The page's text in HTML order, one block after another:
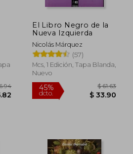
dcto. $
El Libro Negro de la
Nueva Izquierda
Nicolás Márquez
(57)
Mcs, 1 Edición, Tapa Blanda,
Nuevo